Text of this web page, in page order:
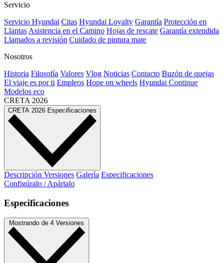
Servicio
Servicio Hyundai Citas Hyundai Loyalty Garantía Protección en
Llantas Asistencia en el Camino Hojas de rescate Garantía extendida
Llamados a revisión Cuidado de pintura mate⁠
Nosotros
Historia Filosofía Valores Vlog Noticias Contacto Buzón de quejas
El viaje es por ti Empleos Hope on wheels Hyundai Continue
Modelos eco
CRETA 2026
CRETA 2026 Especificaciones
Descripción Versiones Galería Especificaciones
Configúralo / Apártalo
Especificaciones
Mostrando de 4 Versiones